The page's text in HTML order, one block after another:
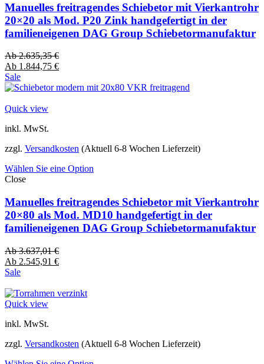
Manuelles freitragendes Schiebetor mit Vierkantrohr
20×20 als Mod. P20 Zink handgefertigt in der
familieneigenen DAG Group Schiebetormanufaktur
Ab2.635,35€
Ab 1.844,75 €
Sale
Quick view
inkl. MwSt.
zzgl. Versandkosten (Aktuell 6-8 Wochen Lieferzeit)
Wählen Sie eine Option
Close
Manuelles freitragendes Schiebetor mit Vierkantrohr
20×80 als Mod. MD10 handgefertigt in der
familieneigenen DAG Group Schiebetormanufaktur
Ab3.637,01€
Ab 2.545,91 €
Sale
Quick view
inkl. MwSt.
zzgl. Versandkosten (Aktuell 6-8 Wochen Lieferzeit)